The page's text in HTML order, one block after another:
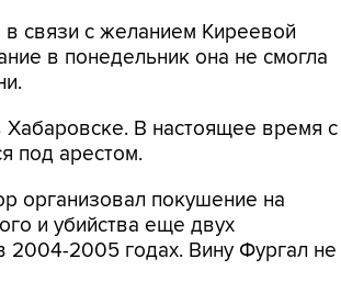
в связи с желанием Киреевой
в понедельник она не смогла
В настоящее время с
под арестом.
организовал покушение на
и убийства еще двух
2004-2005 годах. Вину Фургал не